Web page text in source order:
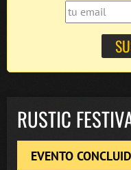
RUSTIC
EVENTO